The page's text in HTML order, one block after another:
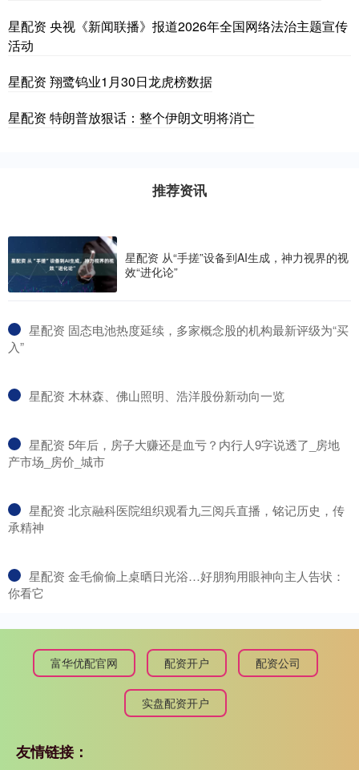
星配资 央视《新闻联播》报道2026年全国网络法治主题宣传
活动
星配资 翔鹭钨业1月30日龙虎榜数据
星配资 特朗普放狠话：整个伊朗文明将消亡
推荐资讯
星配资 从“手搓”设备到AI生成，神力视界的视
效“进化论”
​星配资 固态电池热度延续，多家概念股的机构最新评级为“买
入”
​星配资 木林森、佛山照明、浩洋股份新动向一览
​星配资 5年后，房子大赚还是血亏？内行人9字说透了_房地
产市场_房价_城市
​星配资 北京融科医院组织观看九三阅兵直播，铭记历史，传
承精神
​星配资 金毛偷偷上桌晒日光浴…好朋狗用眼神向主人告状：
你看它
富华优配官网 配资开户 配资公司
实盘配资开户
友情链接：